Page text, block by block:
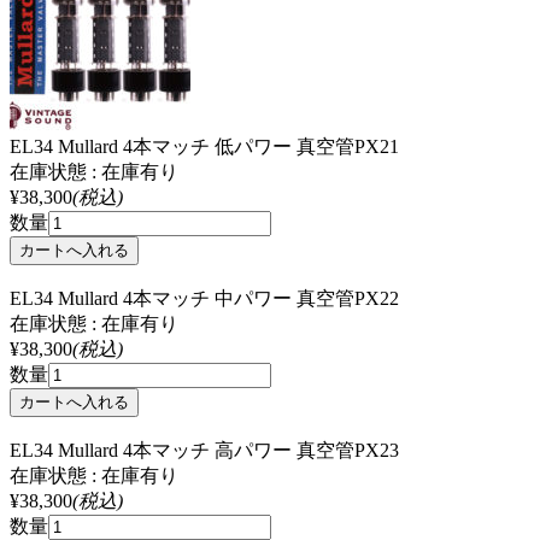
EL34 Mullard 4本マッチ 低パワー 真空管PX21
在庫状態 : 在庫有り
¥38,300(税込)
数量
EL34 Mullard 4本マッチ 中パワー 真空管PX22
在庫状態 : 在庫有り
¥38,300(税込)
数量
EL34 Mullard 4本マッチ 高パワー 真空管PX23
在庫状態 : 在庫有り
¥38,300(税込)
数量